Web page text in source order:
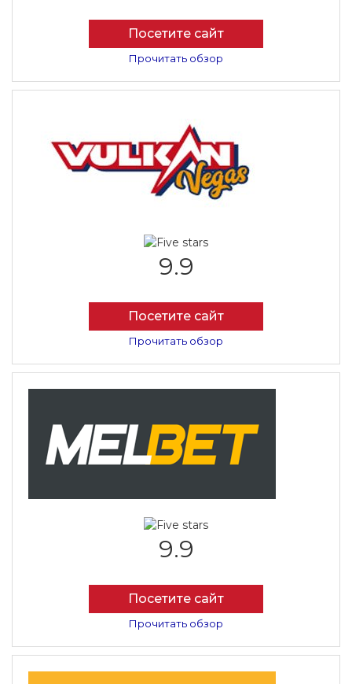
Посетите сайт
Прочитать обзор
9.9
Посетите сайт
Прочитать обзор
9.9
Посетите сайт
Прочитать обзор